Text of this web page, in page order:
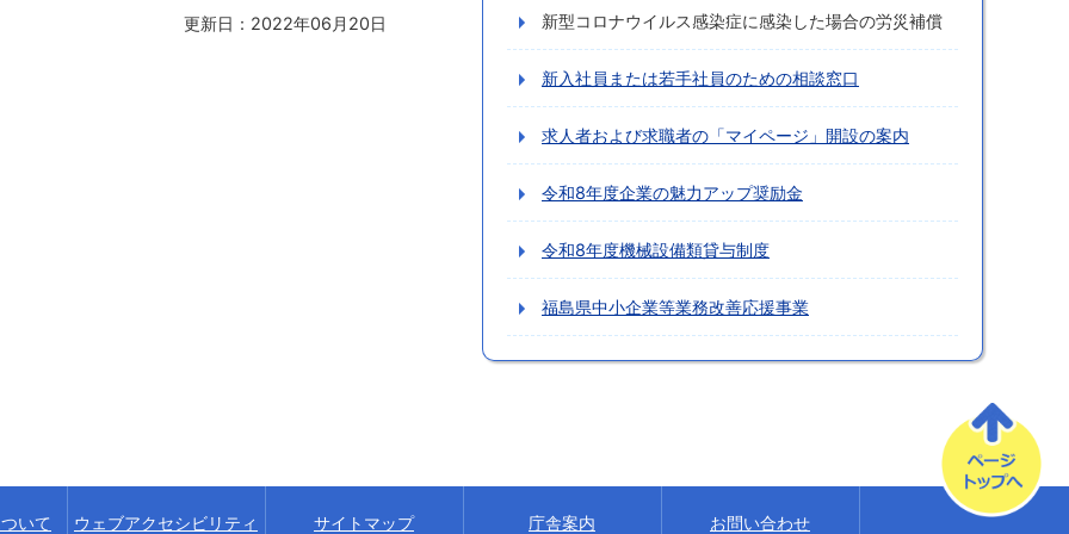
更新日：2022年06月20日 新型コロナウイルス感染症に感染した場合の労災補償
新入社員または若手社員のための相談窓口
求人者および求職者の「マイページ」開設の案内
令和8年度企業の魅力アップ奨励金
令和8年度機械設備類貸与制度
福島県中小企業等業務改善応援事業
いて ウェブアクセシビリティ サイトマップ 庁舎案内 お問い合わせ